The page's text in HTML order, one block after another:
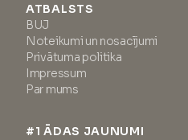
ATBALSTS
BUJ
Noteikumi un nosacījumi
Privātuma politika
Impressum
Par mums
#1 ĀDAS JAUNUMI